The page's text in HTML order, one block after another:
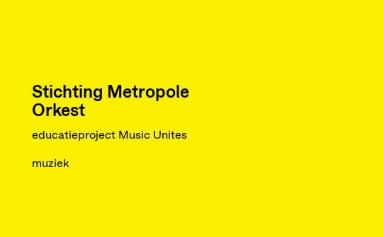
Stichting Metropole
Orkest
educatieproject Music Unites
muziek